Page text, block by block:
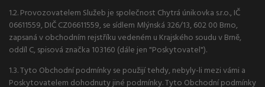
1.2. Provozovatelem Služeb je společnost Chytrá únikovka s.r.o., IČ
06611559, DIČ CZ06611559, se sídlem Mlýnská 326/13, 602 00 Brno,
zapsaná v obchodním rejstříku vedeném u Krajského soudu v Brně,
oddíl C, spisová značka 103160 (dále jen "Poskytovatel").
1.3. Tyto Obchodní podmínky se použijí tehdy, nebyly-li mezi vámi a
Poskytovatelem dohodnuty jiné podmínky. Tyto Obchodní podmínky